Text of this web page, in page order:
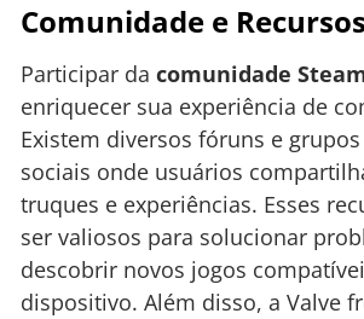
Comunidade e
Participar da comunidade
enriquecer sua experiência de
Existem diversos fóruns e
sociais onde usuários
truques e experiências. Esses
ser valiosos para solucionar
descobrir novos jogos
dispositivo. Além disso, a Valve